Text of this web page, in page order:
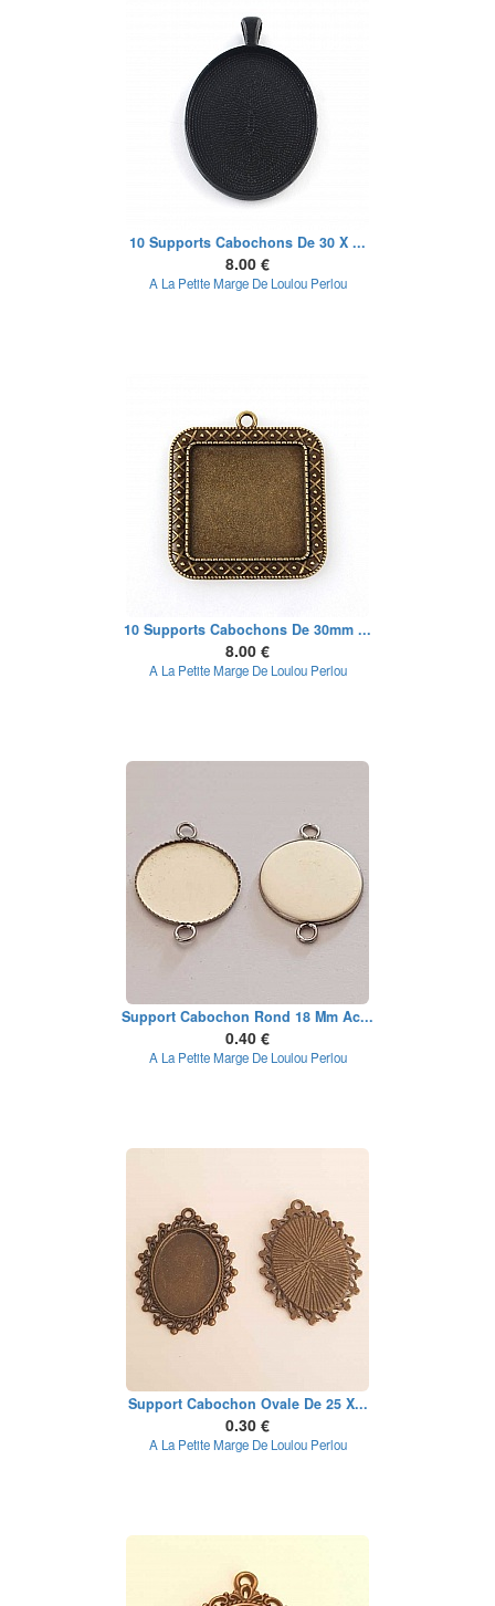
10 Supports Cabochons De 30 X ...
8.00 €
A La Petite Marge De Loulou Perlou
10 Supports Cabochons De 30mm ...
8.00 €
A La Petite Marge De Loulou Perlou
Support Cabochon Rond 18 Mm Ac...
0.40 €
A La Petite Marge De Loulou Perlou
Support Cabochon Ovale De 25 X...
0.30 €
A La Petite Marge De Loulou Perlou